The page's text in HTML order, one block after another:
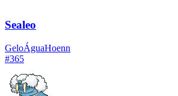
Sealeo
GeloÁguaHoenn
#365